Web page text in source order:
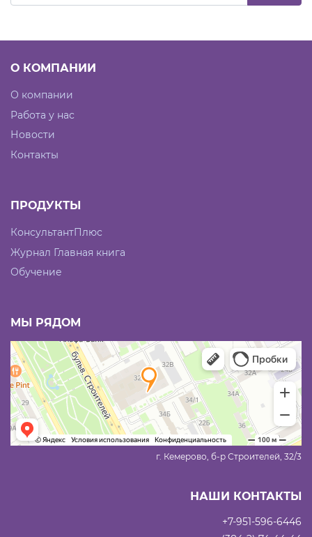
О КОМПАНИИ
О компании
Работа у нас
Новости
Контакты
ПРОДУКТЫ
КонсультантПлюс
Журнал Главная книга
Обучение
МЫ РЯДОМ
г. Кемерово, б-р Строителей, 32/3
НАШИ КОНТАКТЫ
+7-951-596-6446